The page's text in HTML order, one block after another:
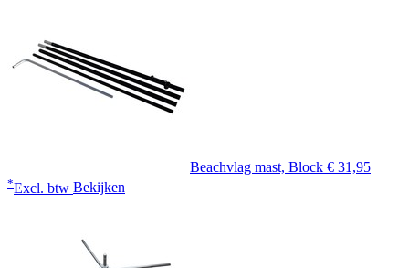
Beachvlag mast, Block € 31,95
*Excl. btw Bekijken